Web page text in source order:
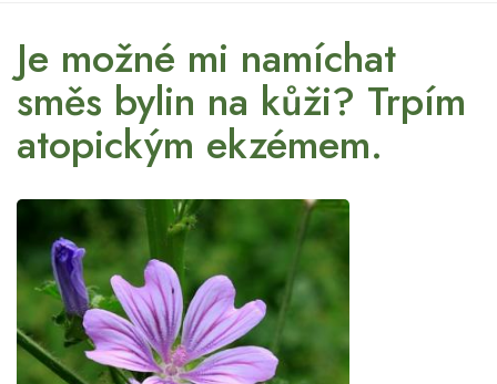
Je možné mi namíchat
směs bylin na kůži? Trpím
atopickým ekzémem.